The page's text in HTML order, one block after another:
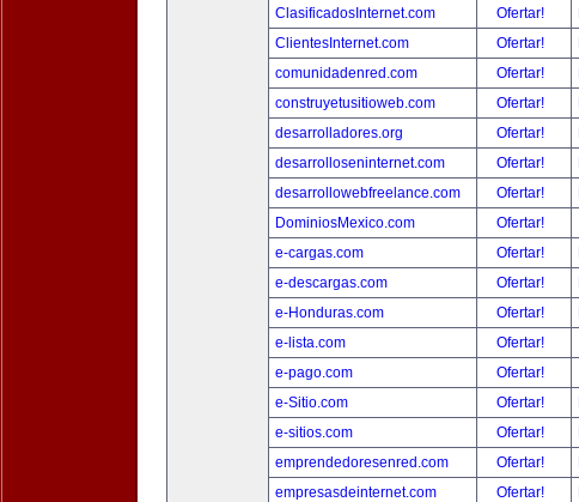
ClasificadosInternet.com
Ofertar!
ClientesInternet.com
Ofertar!
comunidadenred.com
Ofertar!
construyetusitioweb.com
Ofertar!
desarrolladores.org
Ofertar!
desarrolloseninternet.com
Ofertar!
desarrollowebfreelance.com
Ofertar!
DominiosMexico.com
Ofertar!
e-cargas.com
Ofertar!
e-descargas.com
Ofertar!
e-Honduras.com
Ofertar!
e-lista.com
Ofertar!
e-pago.com
Ofertar!
e-Sitio.com
Ofertar!
e-sitios.com
Ofertar!
emprendedoresenred.com
Ofertar!
empresasdeinternet.com
Ofertar!